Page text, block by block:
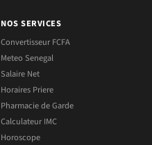
NOS SERVICES
Convertisseur FCFA
Meteo Senegal
Salaire Net
Horaires Priere
Pharmacie de Garde
Calculateur IMC
Horoscope